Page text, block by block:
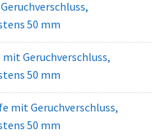
50 mm
Geruchverschluss,
50 mm
mit Geruchverschluss,
50 mm